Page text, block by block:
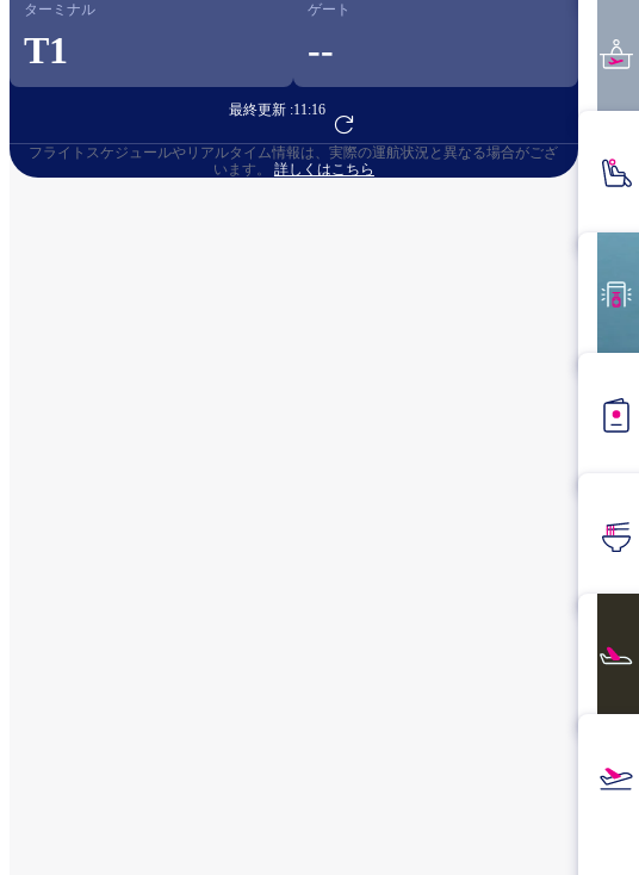
ターミナル
T1
ゲート
--
最終更新 :11:16
フライト予約へ
フライトスケジュールやリアルタイム情報は、実際の運航状況と異なる場合がござ
います。 詳しくはこちら